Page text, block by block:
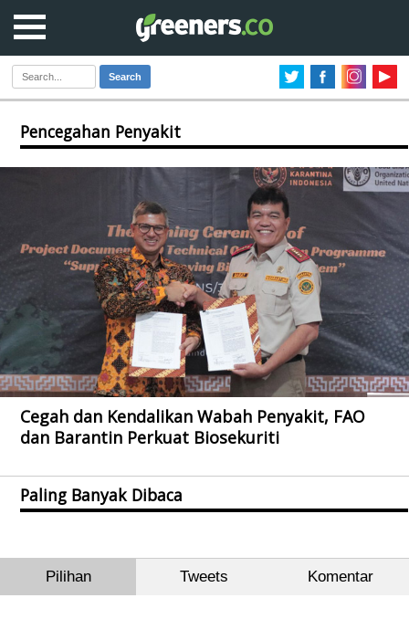
Search
Pencegahan Penyakit
Cegah dan Kendalikan Wabah Penyakit, FAO
dan Barantin Perkuat Biosekuriti
Paling Banyak Dibaca
Pilihan Tweets Komentar